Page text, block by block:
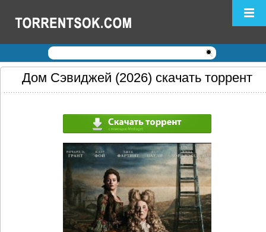
Логин: Пароль:
Регистрация Забыли пароль?
Дом Сэвиджей (2026) скачать торрент